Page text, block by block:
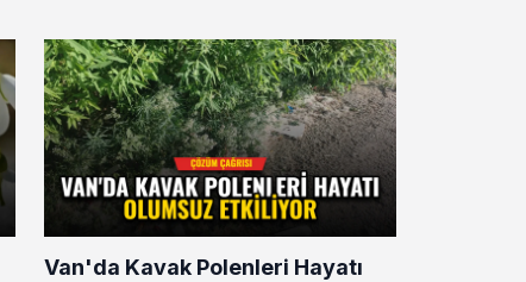
Van'da Kavak Polenleri Hayatı